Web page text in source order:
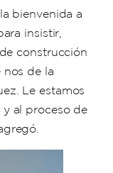
bienvenida a
insistir,
construcción
nos de la
Le estamos
al proceso de